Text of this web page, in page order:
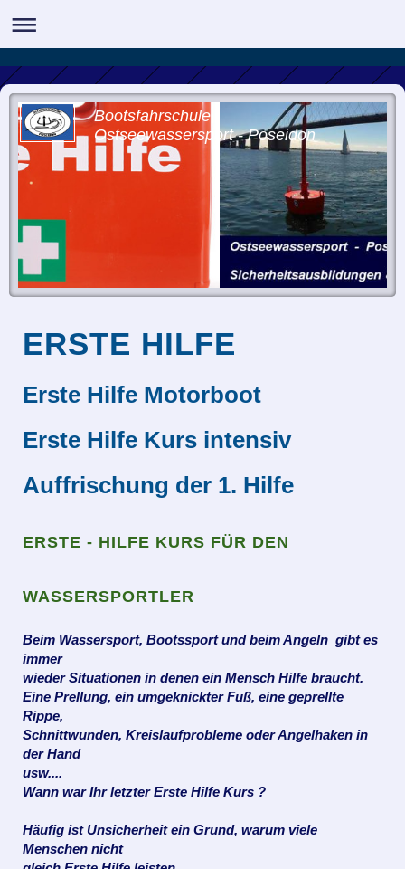
Bootsfahrschule
Ostseewassersport - Poseidon
ERSTE HILFE
Erste Hilfe Motorboot
Erste Hilfe Kurs intensiv
Auffrischung der 1. Hilfe
ERSTE - HILFE KURS FÜR DEN
WASSERSPORTLER
Beim Wassersport, Bootssport und beim Angeln gibt es
immer
wieder Situationen in denen ein Mensch Hilfe braucht.
Eine Prellung, ein umgeknickter Fuß, eine geprellte
Rippe,
Schnittwunden, Kreislaufprobleme oder Angelhaken in
der Hand
usw....
Wann war Ihr letzter Erste Hilfe Kurs ?
Häufig ist Unsicherheit ein Grund, warum viele
Menschen nicht